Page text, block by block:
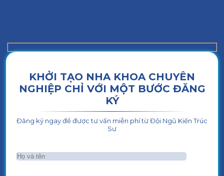
KHỞI TẠO NHA KHOA CHUYÊN
NGHIỆP CHỈ VỚI MỘT BƯỚC ĐĂNG
KÝ
Đăng ký ngay để được tư vấn miễn phí từ Đội Ngũ Kiến Trúc
Sư